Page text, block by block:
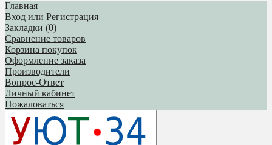
Главная
Вход или Регистрация
Закладки (0)
Сравнение товаров
Корзина покупок
Оформление заказа
Производители
Вопрос-Ответ
Личный кабинет
Пожаловаться